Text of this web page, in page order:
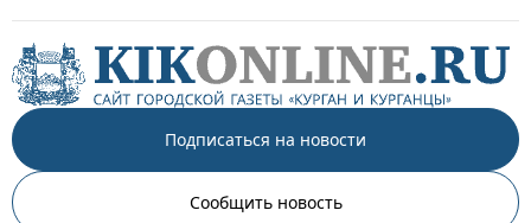
Подписаться на новости
Сообщить новость